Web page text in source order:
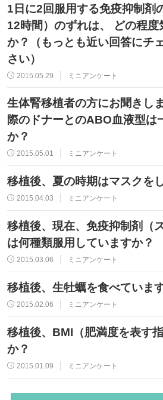
1日に2回服用する免疫抑制剤
12時間）のずれは、 どの程度
か？（もっとも近い回答にチ
さい）
2015.05.29 ミニアンケート
生体腎移植者の方にお聞きし
際のドナーとのABO血液型は
か？
2015.05.01 ミニアンケート
移植後、夏の時期はマスクを
2015.04.03 ミニアンケート
移植後、現在、免疫抑制剤（
は何種類服用していますか？
2015.03.06 ミニアンケート
移植後、生牡蠣を食べていま
2015.02.06 ミニアンケート
移植後、BMI（肥満度を表す
か？
2015.01.09 ミニアンケート